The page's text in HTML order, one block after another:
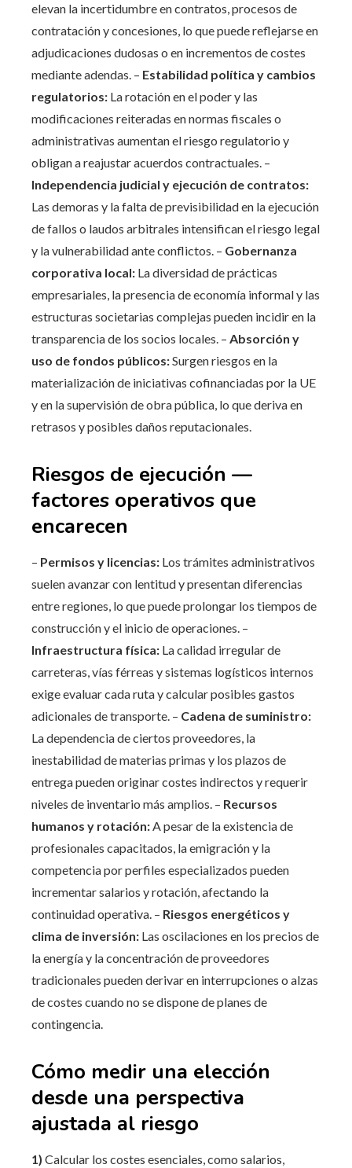
elevan la incertidumbre en contratos, procesos de
contratación y concesiones, lo que puede reflejarse en
adjudicaciones dudosas o en incrementos de costes
mediante adendas. – Estabilidad política y cambios
regulatorios: La rotación en el poder y las
modificaciones reiteradas en normas fiscales o
administrativas aumentan el riesgo regulatorio y
obligan a reajustar acuerdos contractuales. –
Independencia judicial y ejecución de contratos:
Las demoras y la falta de previsibilidad en la ejecución
de fallos o laudos arbitrales intensifican el riesgo legal
y la vulnerabilidad ante conflictos. – Gobernanza
corporativa local: La diversidad de prácticas
empresariales, la presencia de economía informal y las
estructuras societarias complejas pueden incidir en la
transparencia de los socios locales. – Absorción y
uso de fondos públicos:Surgen riesgos en la
materialización de iniciativas cofinanciadas por la UE
y en la supervisión de obra pública, lo que deriva en
retrasos y posibles daños reputacionales.
Riesgos de ejecución —
factores operativos que
encarecen
– Permisos y licencias: Los trámites administrativos
suelen avanzar con lentitud y presentan diferencias
entre regiones, lo que puede prolongar los tiempos de
construcción y el inicio de operaciones. –
Infraestructura física: La calidad irregular de
carreteras, vías férreas y sistemas logísticos internos
exige evaluar cada ruta y calcular posibles gastos
adicionales de transporte. – Cadena de suministro:
La dependencia de ciertos proveedores, la
inestabilidad de materias primas y los plazos de
entrega pueden originar costes indirectos y requerir
niveles de inventario más amplios. – Recursos
humanos y rotación:A pesar de la existencia de
profesionales capacitados, la emigración y la
competencia por perfiles especializados pueden
incrementar salarios y rotación, afectando la
continuidad operativa. – Riesgos energéticos y
clima de inversión: Las oscilaciones en los precios de
la energía y la concentración de proveedores
tradicionales pueden derivar en interrupciones o alzas
de costes cuando no se dispone de planes de
contingencia.
Cómo medir una elección
desde una perspectiva
ajustada al riesgo
1) Calcular los costes esenciales, como salarios,